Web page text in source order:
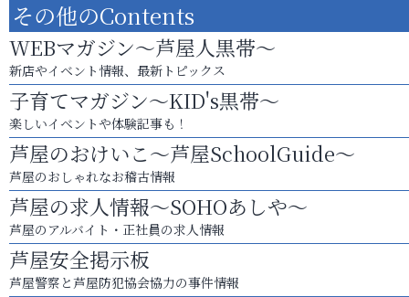
その他のContents
WEBマガジン～芦屋人黒帯～
新店やイベント情報、最新トピックス
子育てマガジン～KID's黒帯～
楽しいイベントや体験記事も！
芦屋のおけいこ～芦屋SchoolGuide～
芦屋のおしゃれなお稽古情報
芦屋の求人情報～SOHOあしや～
芦屋のアルバイト・正社員の求人情報
芦屋安全掲示板
芦屋警察と芦屋防犯協会協力の事件情報